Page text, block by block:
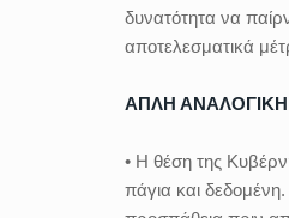
δυνατότητα να
αποτελεσματικά
ΑΠΛΗ ΑΝΑΛΟΓΙΚΗ
• Η θέση της
πάγια και